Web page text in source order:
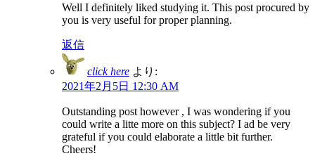
Well I definitely liked studying it. This post procured by
you is very useful for proper planning.
返信
click here より:
2021年2月5日 12:30 AM
Outstanding post however , I was wondering if you
could write a litte more on this subject? I ad be very
grateful if you could elaborate a little bit further.
Cheers!